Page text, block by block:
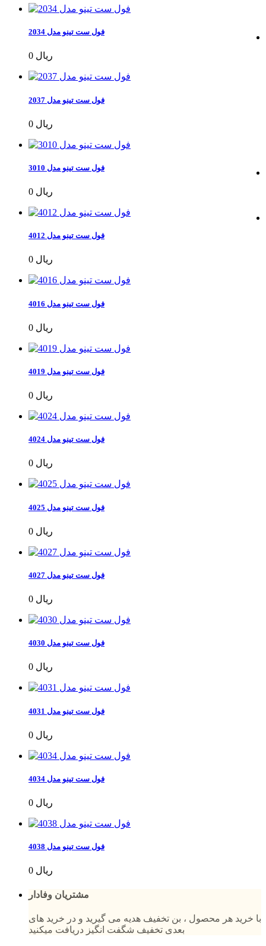
فول ست تینو مدل 2034
0 ریال
فول ست تینو مدل 2037
0 ریال
فول ست تینو مدل 3010
0 ریال
فول ست تینو مدل 4012
0 ریال
فول ست تینو مدل 4016
0 ریال
فول ست تینو مدل 4019
0 ریال
فول ست تینو مدل 4024
0 ریال
فول ست تینو مدل 4025
0 ریال
فول ست تینو مدل 4027
0 ریال
فول ست تینو مدل 4030
0 ریال
فول ست تینو مدل 4031
0 ریال
فول ست تینو مدل 4034
0 ریال
فول ست تینو مدل 4038
0 ریال
مشتریان وفادار
با خرید هر محصول ، بن تخفیف هدیه می گیرید و در خرید های
بعدی تخفیف شگفت انگیز دریافت میکنید